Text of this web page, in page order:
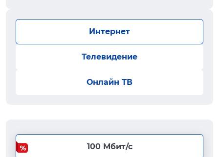
Интернет
Телевидение
Онлайн ТВ
100 Мбит/с